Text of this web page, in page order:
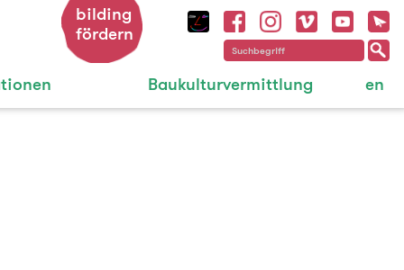
Baukulturvermittlung en
bilding
fördern